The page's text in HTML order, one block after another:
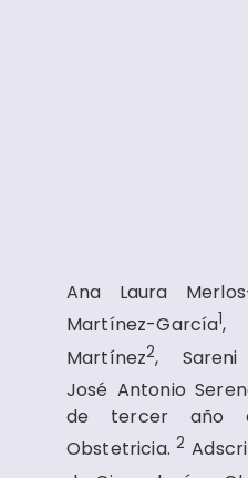
Ana Laura
Martínez-García1,
Martínez2, Sareni
José Antonio
de tercer año
Obstetricia.2